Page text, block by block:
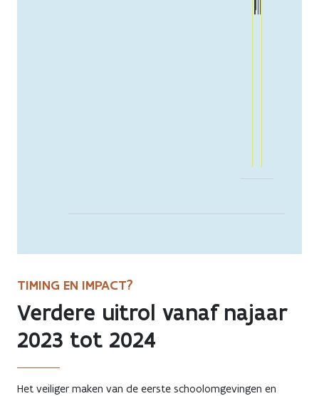
TIMING EN IMPACT?
Verdere uitrol vanaf najaar
2023 tot 2024
Het veiliger maken van de eerste schoolomgevingen en